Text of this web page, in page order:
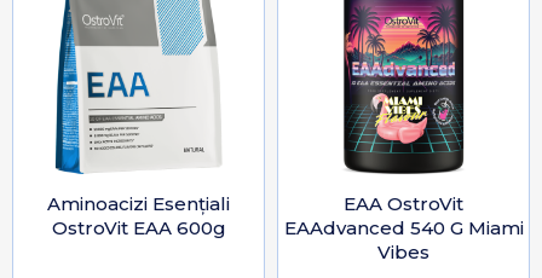
Aminoacizi Esențiali
OstroVit EAA 600g
EAA OstroVit
EAAdvanced 540 G Miami
Vibes